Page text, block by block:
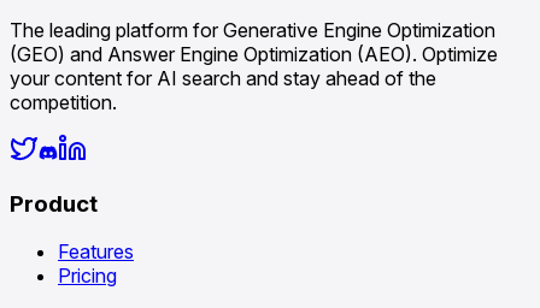
The leading platform for Generative Engine Optimization
(GEO) and Answer Engine Optimization (AEO). Optimize
your content for AI search and stay ahead of the
competition.
Product
Features
Pricing